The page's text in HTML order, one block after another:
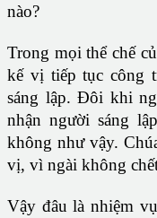
nào?
Trong mọi thể chế
kế vị tiếp tục công
sáng lập. Đôi khi
nhận người sáng
không như vậy.
vị, vì ngài không
Vậy đâu là nhiệm